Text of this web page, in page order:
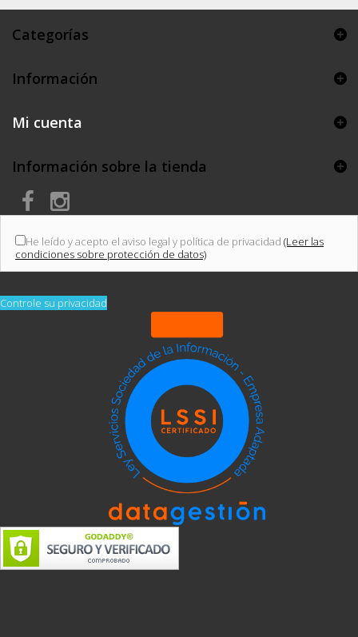
Categorías
Información
Mi cuenta
Información sobre la tienda
He leído y acepto el aviso legal y política de privacidad (Leer las
condiciones sobre protección de datos)
Controle su privacidad